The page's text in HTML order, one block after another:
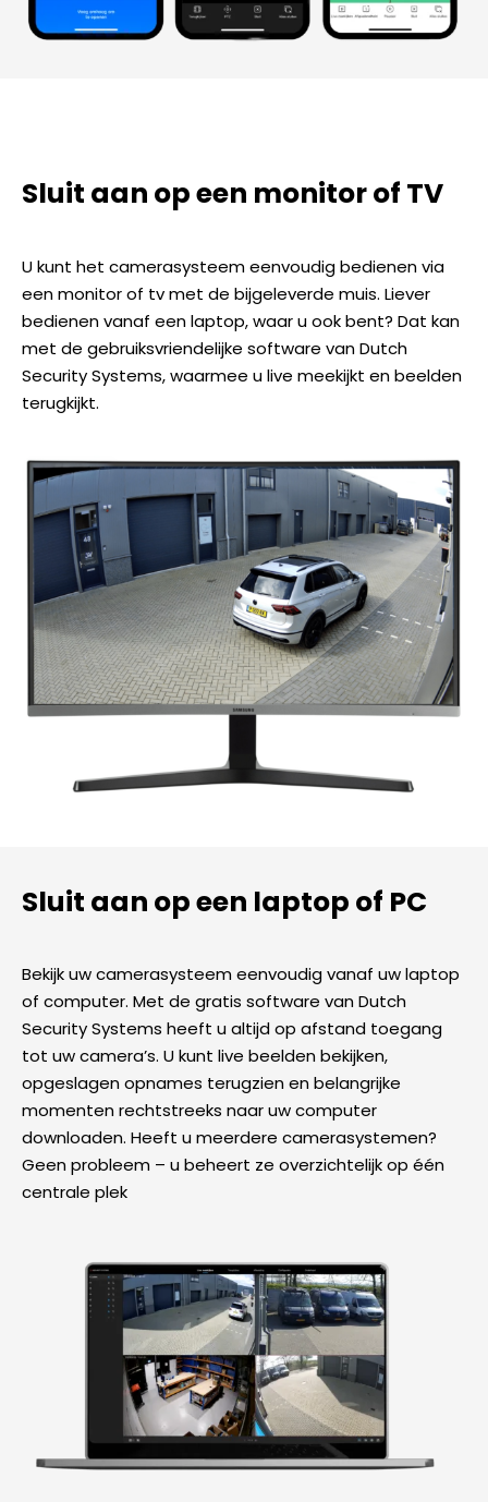
Sluit aan op een monitor of TV
U kunt het camerasysteem eenvoudig bedienen via
een monitor of tv met de bijgeleverde muis. Liever
bedienen vanaf een laptop, waar u ook bent? Dat kan
met de gebruiksvriendelijke software van Dutch
Security Systems, waarmee u live meekijkt en beelden
terugkijkt.
Sluit aan op een laptop of PC
Bekijk uw camerasysteem eenvoudig vanaf uw laptop
of computer. Met de gratis software van Dutch
Security Systems heeft u altijd op afstand toegang
tot uw camera’s. U kunt live beelden bekijken,
opgeslagen opnames terugzien en belangrijke
momenten rechtstreeks naar uw computer
downloaden. Heeft u meerdere camerasystemen?
Geen probleem – u beheert ze overzichtelijk op één
centrale plek